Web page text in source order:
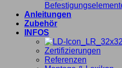
Anleitungen
Zubehör
INFOS
Zertifizierungen
Referenzen